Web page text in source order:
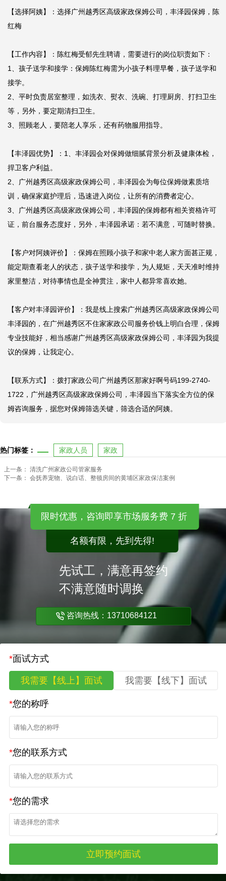
【选择阿姨】：选择广州越秀区高级家政保姆公司，丰泽园保姆，陈
红梅
【工作内容】：陈红梅受郁先生聘请，需要进行的岗位职责如下：
1、孩子送学和接学：保姆陈红梅需为小孩子料理早餐，孩子送学和
接学。
2、平时负责居室整理，如洗衣、熨衣、洗碗、打理厨房、打扫卫生
等，另外，要定期清扫卫生。
3、照顾老人，要陪老人享乐，还有药物服用指导。
【丰泽园优势】：1、丰泽园会对保姆做细腻背景分析及健康体检，
捍卫客户利益。
2、广州越秀区高级家政保姆公司，丰泽园会为每位保姆做素质培
训，确保家庭护理后，迅速进入岗位，让所有的消费者定心。
3、广州越秀区高级家政保姆公司，丰泽园的保姆都有相关资格许可
证，前台服务态度好，另外，丰泽园承诺：若不满意，可随时替换。
【客户对阿姨评价】：保姆在照顾小孩子和家中老人家方面甚正规，
能定期查看老人的状态，孩子送学和接学，为人规矩，天天准时维持
家里整洁，对待事情也是全神贯注，家中人都异常喜欢她。
【客户对丰泽园评价】：我是线上搜索广州越秀区高级家政保姆公司
丰泽园的，在广州越秀区不住家家政公司服务价钱上明白合理，保姆
专业技能好，相当感谢广州越秀区高级家政保姆公司，丰泽园为我提
议的保姆，让我定心。
【联系方式】：拨打家政公司广州越秀区那家好啊号码199-2740-
1722，广州越秀区高级家政保姆公司，丰泽园当下落实全方位的保
姆咨询服务，据您对保姆筛选关键，筛选合适的阿姨。
热门标签： 家政人员 家政
上一条： 清洗广州家政公司管家服务
下一条： 会抚养宠物、说白话、整顿房间的黄埔区家政保洁案例
限时优惠，咨询即享市场服务费 7 折
名额有限，先到先得!
先试工，满意再签约
不满意随时调换
咨询热线：13710684121
*面试方式
我需要【线上】面试 我需要【线下】面试
*您的称呼
*您的联系方式
*您的需求